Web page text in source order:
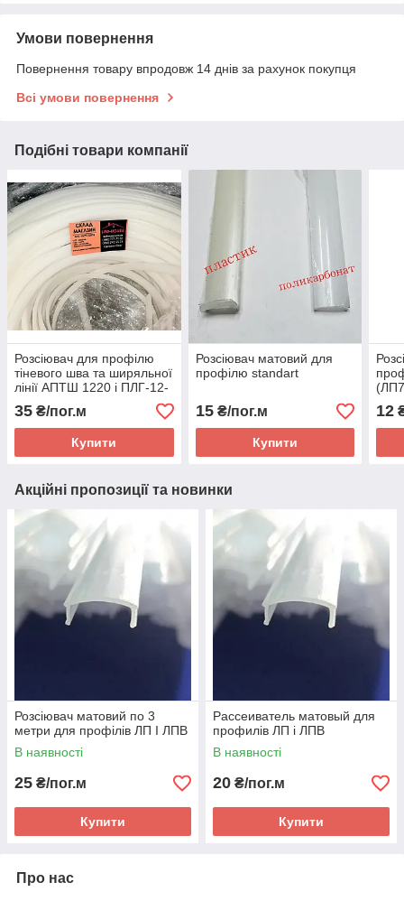
Умови повернення
Повернення товару впродовж 14 днів за рахунок покупця
Всі умови повернення
Подібні товари компанії
Розсіювач для профілю
тіневого шва та ширяльної
лінії АПТШ 1220 і ПЛГ-12-
LED
35 ₴/пог.м
Купити
Розсіювач матовий для
профілю standart
15₴/пог.м
Купити
12
Акційні пропозиції та новинки
Розсіювач матовий по 3
метри для профілів ЛП І ЛПВ
В наявності
25 ₴/пог.м
Купити
Рассеиватель матовый для
профилів ЛП і ЛПВ
В наявності
20 ₴/пог.м
Купити
Про нас